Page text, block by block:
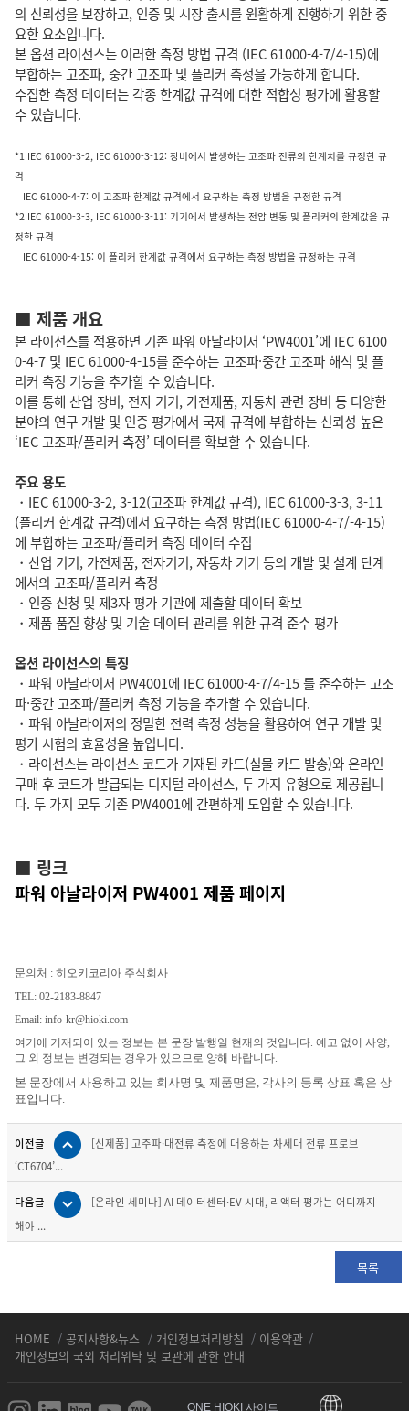
의 신뢰성을 보장하고, 인증 및 시장 출시를 원활하게 진행하기 위한 중
요한 요소입니다.
본 옵션 라이선스는 이러한 측정 방법 규격 (IEC 61000-4-7/4-15)에
부합하는 고조파, 중간 고조파 및 플리커 측정을 가능하게 합니다.
수집한 측정 데이터는 각종 한계값 규격에 대한 적합성 평가에 활용할
수 있습니다.
*1 IEC 61000-3-2, IEC 61000-3-12: 장비에서 발생하는 고조파 전류의 한계치를 규정한 규
격
IEC 61000-4-7: 이 고조파 한계값 규격에서 요구하는 측정 방법을 규정한 규격
*2 IEC 61000-3-3, IEC 61000-3-11: 기기에서 발생하는 전압 변동 및 플리커의 한계값을 규
정한 규격
IEC 61000-4-15: 이 플리커 한계값 규격에서 요구하는 측정 방법을 규정하는 규격
■ 제품 개요
본 라이선스를 적용하면 기존 파워 아날라이저 ‘PW4001’에 IEC 6100
0-4-7 및 IEC 61000-4-15를 준수하는 고조파·중간 고조파 해석 및 플
리커 측정 기능을 추가할 수 있습니다.
이를 통해 산업 장비, 전자 기기, 가전제품, 자동차 관련 장비 등 다양한
분야의 연구 개발 및 인증 평가에서 국제 규격에 부합하는 신뢰성 높은
‘IEC 고조파/플리커 측정’ 데이터를 확보할 수 있습니다.
주요 용도
・IEC 61000-3-2, 3-12(고조파 한계값 규격), IEC 61000-3-3, 3-11
(플리커 한계값 규격)에서 요구하는 측정 방법(IEC 61000-4-7/-4-15)
에 부합하는 고조파/플리커 측정 데이터 수집
・산업 기기, 가전제품, 전자기기, 자동차 기기 등의 개발 및 설계 단계
에서의 고조파/플리커 측정
・인증 신청 및 제3자 평가 기관에 제출할 데이터 확보
・제품 품질 향상 및 기술 데이터 관리를 위한 규격 준수 평가
옵션 라이선스의 특징
・파워 아날라이저 PW4001에 IEC 61000-4-7/4-15 를 준수하는 고조
파·중간 고조파/플리커 측정 기능을 추가할 수 있습니다.
・파워 아날라이저의 정밀한 전력 측정 성능을 활용하여 연구 개발 및
평가 시험의 효율성을 높입니다.
・라이선스는 라이선스 코드가 기재된 카드(실물 카드 발송)와 온라인
구매 후 코드가 발급되는 디지털 라이선스, 두 가지 유형으로 제공됩니
다. 두 가지 모두 기존 PW4001에 간편하게 도입할 수 있습니다.
■ 링크
파워 아날라이저 PW4001 제품 페이지
문의처 : 히오키코리아 주식회사
TEL: 02-2183-8847
Email: info-kr@hioki.com
여기에 기재되어 있는 정보는 본 문장 발행일 현재의 것입니다. 예고 없이 사양,
그 외 정보는 변경되는 경우가 있으므로 양해 바랍니다.
본 문장에서 사용하고 있는 회사명 및 제품명은, 각사의 등록 상표 혹은 상
표입니다.
이전글
[신제품] 고주파·대전류 측정에 대응하는 차세대 전류 프로브
‘CT6704’...
다음글
[온라인 세미나] AI 데이터센터·EV 시대, 리액터 평가는 어디까지
해야 ...
목록
HOME / 공지사항&뉴스 / 개인정보처리방침 / 이용약관 /
개인정보의 국외 처리위탁 및 보관에 관한 안내
ONE HIOKI 사이트